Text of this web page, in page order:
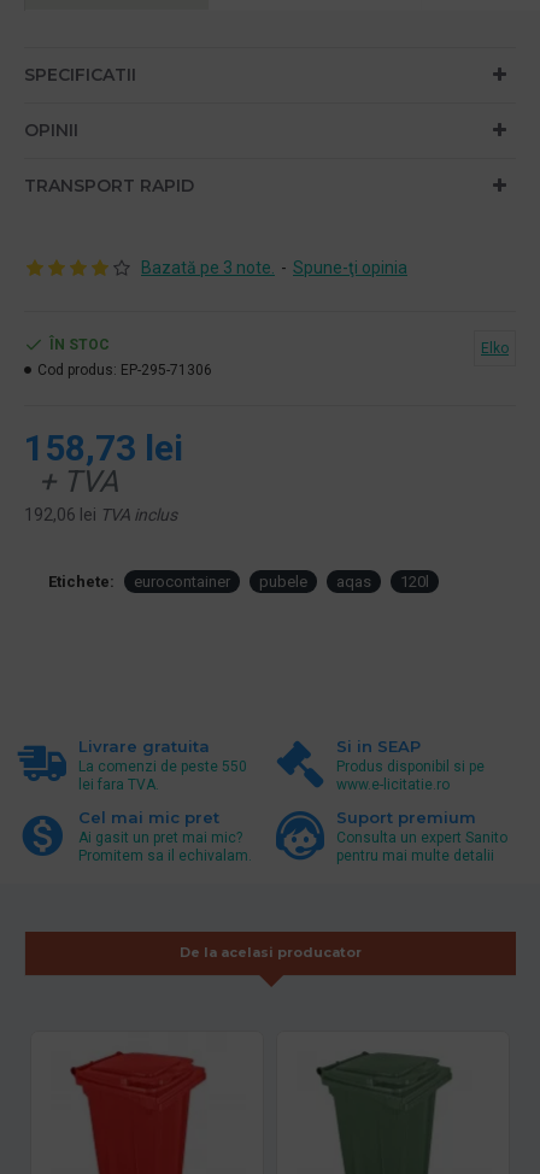
SPECIFICATII
OPINII
TRANSPORT RAPID
Bazată pe 3 note. - Spune-ţi opinia
158,73 lei
+ TVA
192,06 lei TVA inclus
ÎN STOC
Cod produs: EP-295-71306
Elko
Etichete: eurocontainer pubele aqas 120l
Livrare gratuita
La comenzi de peste 550
lei fara TVA.
Si in SEAP
Produs disponibil si pe
www.e-licitatie.ro
Cel mai mic pret
Ai gasit un pret mai mic?
Promitem sa il echivalam.
Suport premium
Consulta un expert Sanito
pentru mai multe detalii
De la acelasi producator